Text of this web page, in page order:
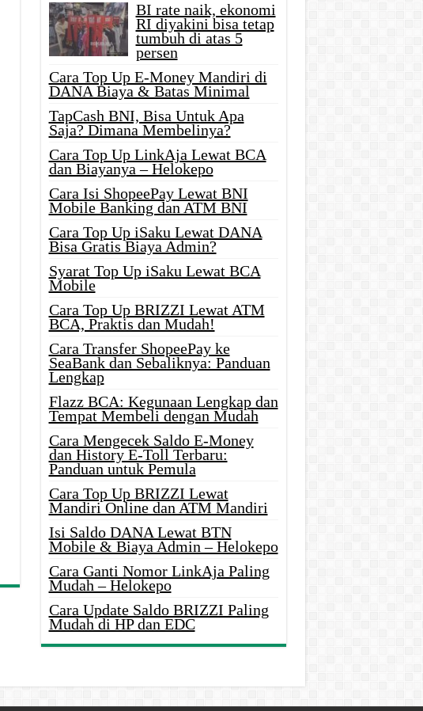
BI rate naik, ekonomi
RI diyakini bisa tetap
tumbuh di atas 5
persen
Cara Top Up E-Money Mandiri di
DANA Biaya & Batas Minimal
TapCash BNI, Bisa Untuk Apa
Saja? Dimana Membelinya?
Cara Top Up LinkAja Lewat BCA
dan Biayanya – Helokepo
Cara Isi ShopeePay Lewat BNI
Mobile Banking dan ATM BNI
Cara Top Up iSaku Lewat DANA
Bisa Gratis Biaya Admin?
Syarat Top Up iSaku Lewat BCA
Mobile
Cara Top Up BRIZZI Lewat ATM
BCA, Praktis dan Mudah!
Cara Transfer ShopeePay ke
SeaBank dan Sebaliknya: Panduan
Lengkap
Flazz BCA: Kegunaan Lengkap dan
Tempat Membeli dengan Mudah
Cara Mengecek Saldo E-Money
dan History E-Toll Terbaru:
Panduan untuk Pemula
Cara Top Up BRIZZI Lewat
Mandiri Online dan ATM Mandiri
Isi Saldo DANA Lewat BTN
Mobile & Biaya Admin – Helokepo
Cara Ganti Nomor LinkAja Paling
Mudah – Helokepo
Cara Update Saldo BRIZZI Paling
Mudah di HP dan EDC